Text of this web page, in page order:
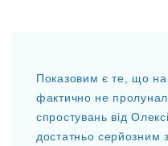
Показовим є те, що на
фактично не
спростувань від
достатньо серйозним